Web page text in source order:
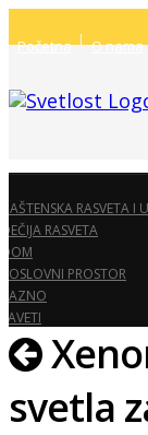
Početna O nama
BAŠTENSKA RASVETA I
DEČIJA RASVETA
DOM
POSLOVNI PROSTOR
RAZNO
SAVETI
svetla